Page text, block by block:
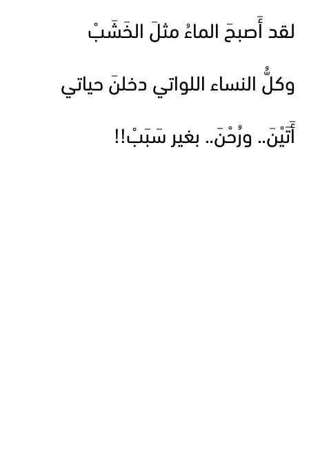
لقد أَصبحَ الماءُ مثلَ الخَشَبْ
وكلُّ النساء اللواتي دخلنَ حياتي
أَتَيْنَ.. ورُحْنَ.. بغير سَبَبْ!!